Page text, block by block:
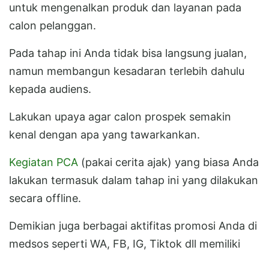
untuk mengenalkan produk dan layanan pada
calon pelanggan.
Pada tahap ini Anda tidak bisa langsung jualan,
namun membangun kesadaran terlebih dahulu
kepada audiens.
Lakukan upaya agar calon prospek semakin
kenal dengan apa yang tawarkankan.
Kegiatan PCA (pakai cerita ajak) yang biasa Anda
lakukan termasuk dalam tahap ini yang dilakukan
secara offline.
Demikian juga berbagai aktifitas promosi Anda di
medsos seperti WA, FB, IG, Tiktok dll memiliki